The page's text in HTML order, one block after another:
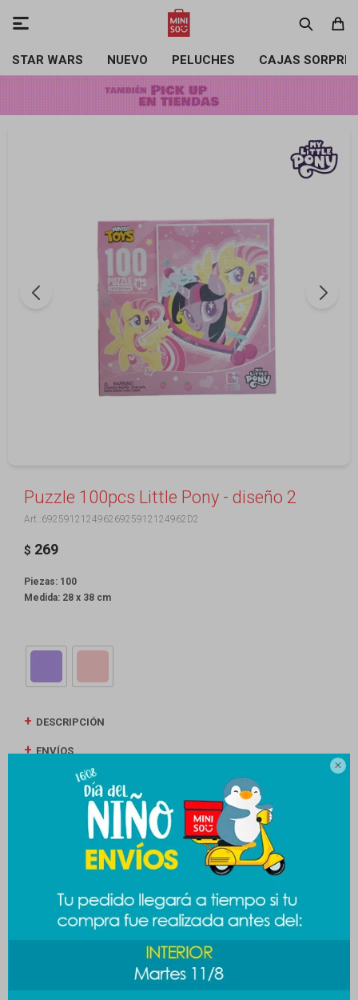

STAR WARS NUEVO PELUCHES CAJAS

Puzzle 100pcs Little Pony - diseño 2
69259121249626925912124962D2
$ 269
Piezas: 100
Medida: 28 x 38 cm
DESCRIPCIÓN
ENVÍOS
CAMBIOS Y DEVOLUCIONES
MEDIOS DE PAGO
Productos que te pueden interesar